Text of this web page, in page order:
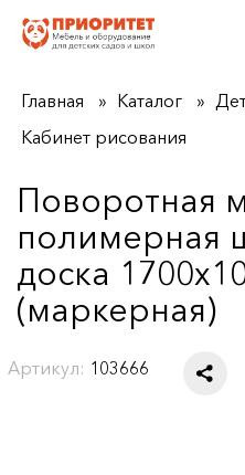
Главная Каталог
Кабинет рисования
Поворотная
полимерная
доска
(маркерная)
Артикул: 103666